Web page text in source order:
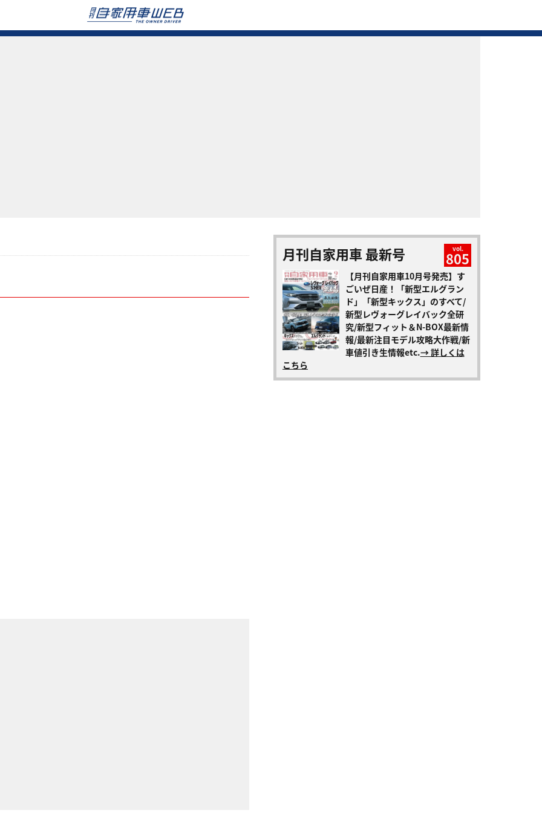
月刊自家用車 最新号 vol.
805
【月刊自家用車10月号発売】す
ごいぜ日産！「新型エルグラン
ド」「新型キックス」のすべて/
新型レヴォーグレイバック全研
究/新型フィット＆N-BOX最新情
報/最新注目モデル攻略大作戦/新
車値引き生情報etc.→ 詳しくは
こちら